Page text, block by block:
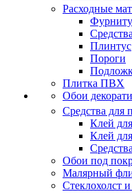
Расходные
Плинтус
Пороги
Плитка ПВХ
Обои
Средства для
Клей
Клей
Обои под
Малярный
Стеклохолст